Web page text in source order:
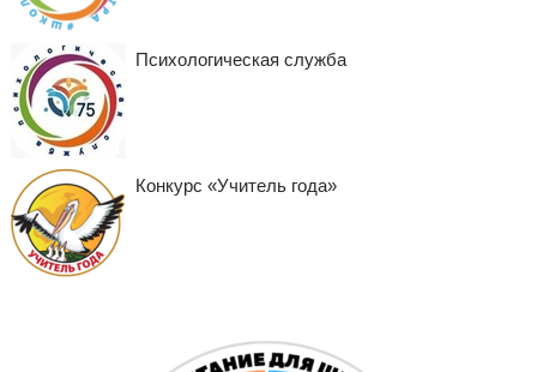
Психологическая служба
Конкурс «Учитель года»